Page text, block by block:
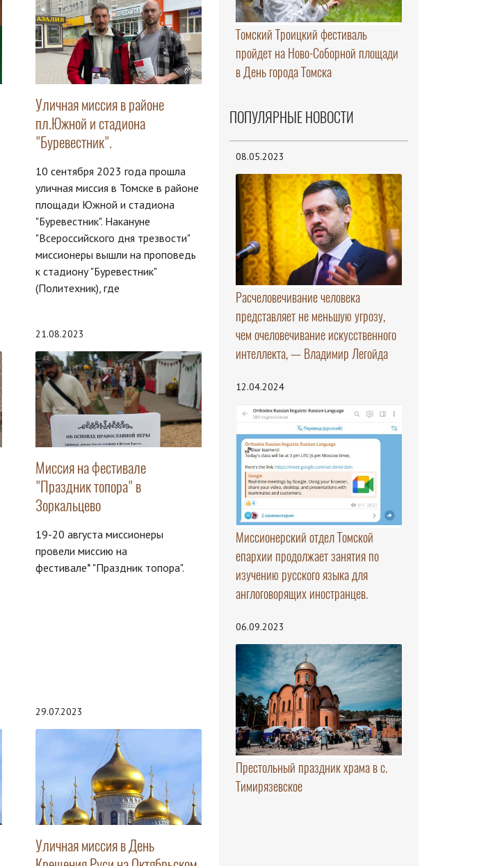
Уличная миссия в районе
пл.Южной и стадиона
"Буревестник".
10 сентября 2023 года прошла
уличная миссия в Томске в районе
площади Южной и стадиона
"Буревестник". Накануне
"Всероссийского дня трезвости"
миссионеры вышли на проповедь
к стадиону "Буревестник"
(Политехник), где
21.08.2023
Миссия на фестивале
"Праздник топора" в
Зоркальцево
19-20 августа миссионеры
провели миссию на
фестивале* "Праздник топора".
29.07.2023
Уличная миссия в День
Томский Троицкий фестиваль
пройдет на Ново-Соборной площади
в День города Томска
ПОПУЛЯРНЫЕ НОВОСТИ
08.05.2023
Расчеловечивание человека
представляет не меньшую угрозу,
чем очеловечивание искусственного
интеллекта, — Владимир Легойда
12.04.2024
Миссионерский отдел Томской
епархии продолжает занятия по
изучению русского языка для
англоговорящих иностранцев.
06.09.2023
Престольный праздник храма в с.
Тимирязевское